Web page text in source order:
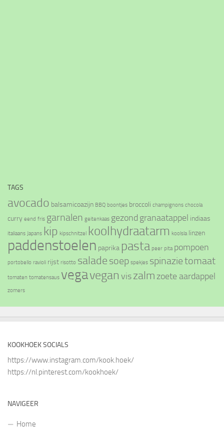
TAGS
avocado balsamicoazijn BBQ boontjes broccoli champignons chocola
curry eend fris garnalen geitenkaas gezond granaatappel indiaas
italiaans Japans kip kipschnitzel koolhydraatarm koolsla linzen
paddenstoelen paprika pasta peer pita pompoen
portobello ravioli rijst risotto salade soep spekjes spinazietomaat
tomaten tomatensaus vegavegan vis zalm zoete aardappel
zomers
KOOKHOEK SOCIALS
https://www.instagram.com/kook.hoek/
https://nl.pinterest.com/kookhoek/
NAVIGEER
Home